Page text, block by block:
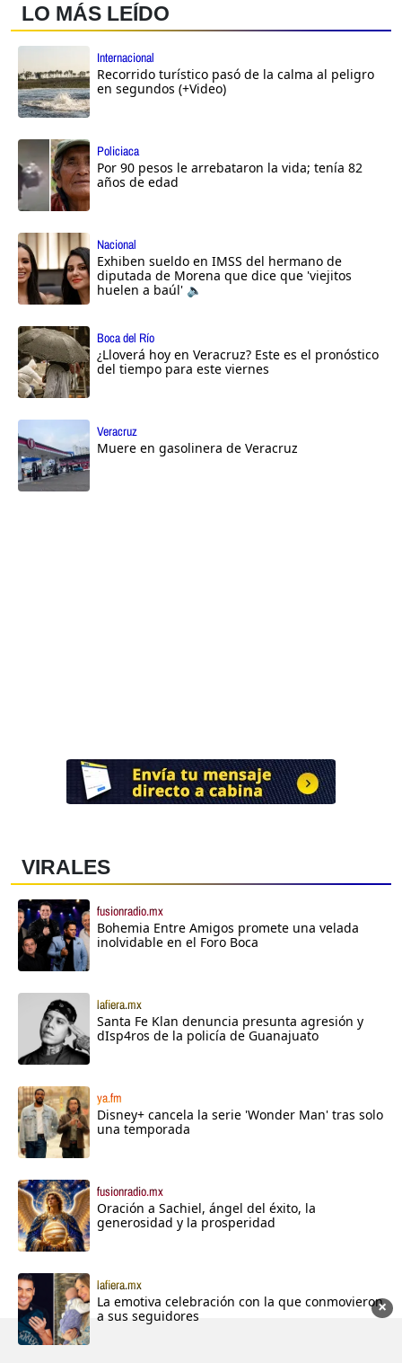
LO MÁS LEÍDO
Internacional
Recorrido turístico pasó de la calma al peligro
en segundos (+Video)
Policiaca
Por 90 pesos le arrebataron la vida; tenía 82
años de edad
Nacional
Exhiben sueldo en IMSS del hermano de
diputada de Morena que dice que 'viejitos
huelen a baúl' 🔈
Boca del Río
¿Lloverá hoy en Veracruz? Este es el pronóstico
del tiempo para este viernes
Veracruz
Muere en gasolinera de Veracruz
VIRALES
fusionradio.mx
Bohemia Entre Amigos promete una velada
inolvidable en el Foro Boca
lafiera.mx
Santa Fe Klan denuncia presunta agresión y
dIsp4ros de la policía de Guanajuato
ya.fm
Disney+ cancela la serie 'Wonder Man' tras solo
una temporada
fusionradio.mx
Oración a Sachiel, ángel del éxito, la
generosidad y la prosperidad
lafiera.mx
La emotiva celebración con la que conmovieron
a sus seguidores
×